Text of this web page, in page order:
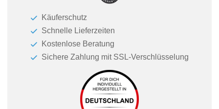
Käuferschutz
Schnelle Lieferzeiten
Kostenlose Beratung
Sichere Zahlung mit SSL-Verschlüsselung